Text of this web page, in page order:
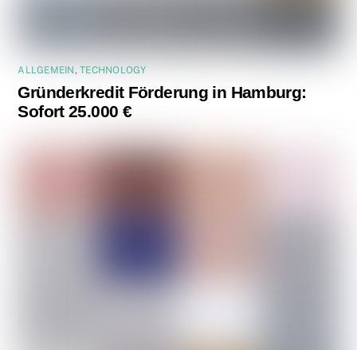
ALLGEMEIN ,TECHNOLOGY
Gründerkredit Förderung in Hamburg:
Sofort 25.000 €